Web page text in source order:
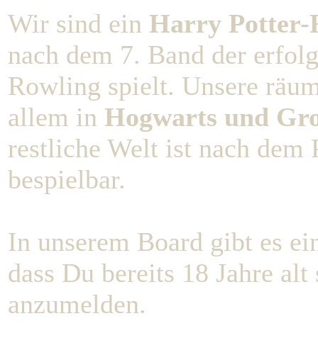
Wir sind ein Harry Potter-
nach dem 7. Band der
Rowling spielt. Unsere
allem in Hogwarts und
restliche Welt ist nach
bespielbar.
In unserem Board gibt es
dass Du bereits 18 Jahre
anzumelden.